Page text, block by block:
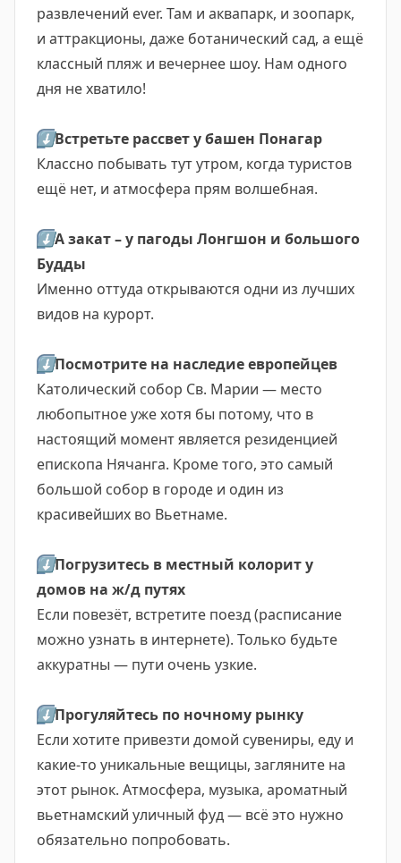
развлечений ever. Там и аквапарк, и зоопарк,
и аттракционы, даже ботанический сад, а ещё
классный пляж и вечернее шоу. Нам одного
дня не хватило!
⬇️Встретьте рассвет у башен Понагар
Классно побывать тут утром, когда туристов
ещё нет, и атмосфера прям волшебная.
⬇️А закат – у пагоды Лонгшон и большого
Будды
Именно оттуда открываются одни из лучших
видов на курорт.
⬇️Посмотрите на наследие европейцев
Католический собор Св. Марии — место
любопытное уже хотя бы потому, что в
настоящий момент является резиденцией
епископа Нячанга. Кроме того, это самый
большой собор в городе и один из
красивейших во Вьетнаме.
⬇️Погрузитесь в местный колорит у
домов на ж/д путях
Если повезёт, встретите поезд (расписание
можно узнать в интернете). Только будьте
аккуратны — пути очень узкие.
⬇️Прогуляйтесь по ночному рынку
Если хотите привезти домой сувениры, еду и
какие-то уникальные вещицы, загляните на
этот рынок. Атмосфера, музыка, ароматный
вьетнамский уличный фуд — всё это нужно
обязательно попробовать.